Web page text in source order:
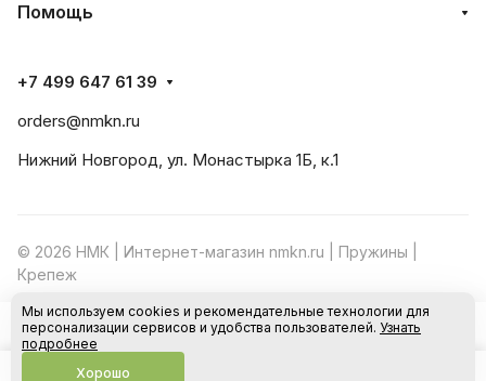
В корзину
Помощь
+7 499 647 61 39
orders@nmkn.ru
Нижний Новгород, ул. Монастырка 1Б, к.1
© 2026 НМК | Интернет-магазин nmkn.ru | Пружины |
Крепеж
Конфиденциальность Оферта
Мы используем cookies и рекомендательные технологии для
персонализации сервисов и удобства пользователей. Узнать
подробнее
Хорошо